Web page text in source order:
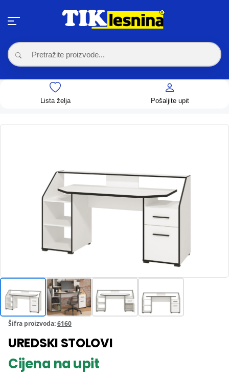
Lista želja Pošaljite upit
Šifra proizvoda:6160
UREDSKI STOLOVI
Cijena na upit